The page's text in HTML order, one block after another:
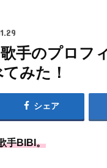
歌手のプロフ
みた！
シェア
手BIBI。